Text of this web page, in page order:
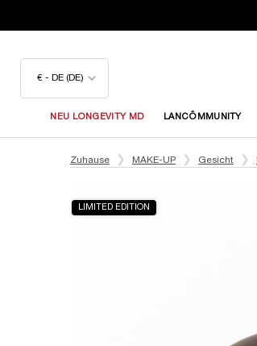
€ - DE (DE)
NEU LONGEVITY MD LANCÔMMUNITY
Zuhause
MAKE-UP Gesicht
LIMITED EDITION